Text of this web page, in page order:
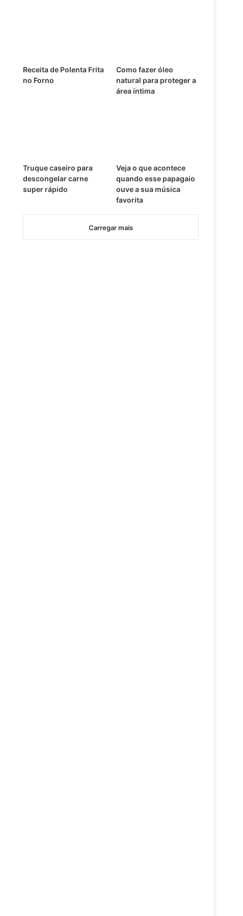
Receita de Polenta Frita
no Forno
Como fazer óleo
natural para proteger a
área íntima
Truque caseiro para
descongelar carne
super rápido
Veja o que acontece
quando esse papagaio
ouve a sua música
favorita
Carregar mais